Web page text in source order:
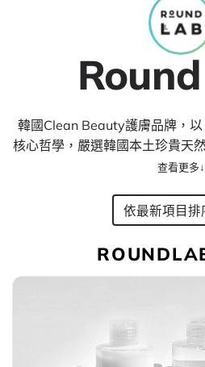
韓國Clean Beauty護膚品牌，
核心哲學，嚴選韓國本土珍貴天
獨島深海水、仁濟白樺樹汁、松
護。